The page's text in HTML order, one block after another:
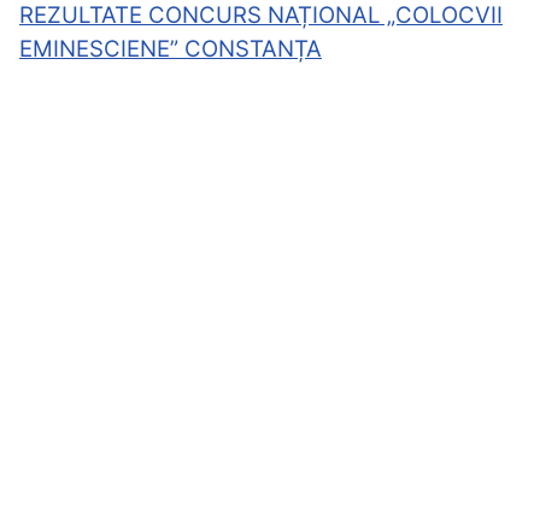
REZULTATE CONCURS NAȚIONAL „COLOCVII
EMINESCIENE” CONSTANȚA